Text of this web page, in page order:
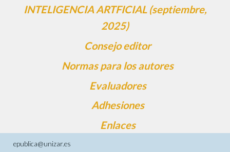
INTELIGENCIA ARTFICIAL (septiembre,
2025)
Consejo editor
Normas para los autores
Evaluadores
Adhesiones
Enlaces
epublica@unizar.es